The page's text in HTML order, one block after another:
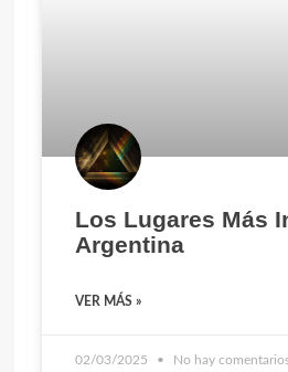
Los Lugares Más
Argentina
VER MÁS »
02/03/2025 No hay